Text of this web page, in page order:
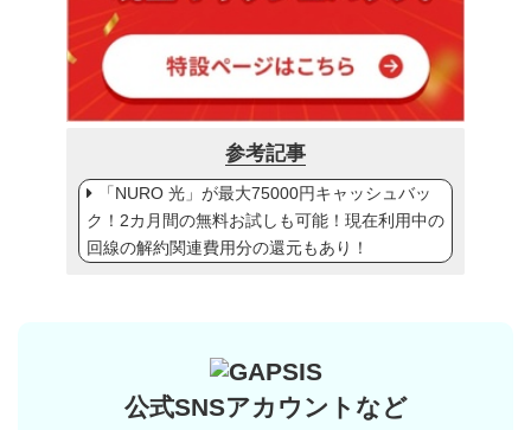
参考記事
「NURO 光」が最大75000円キャッシュバッ
ク！2カ月間の無料お試しも可能！現在利用中の
回線の解約関連費用分の還元もあり！
公式SNSアカウントなど